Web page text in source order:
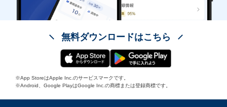
無料ダウンロードはこちら
※App StoreはApple Inc.のサービスマークです。
※Android、Google PlayはGoogle Inc.の商標または登録商標です。